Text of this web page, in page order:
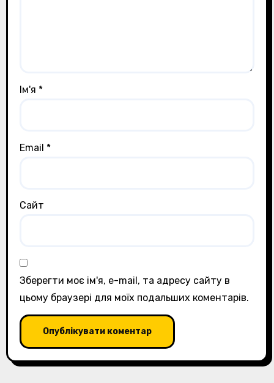
Ім'я *
Email *
Сайт
Зберегти моє ім'я, e-mail, та адресу сайту в
цьому браузері для моїх подальших коментарів.